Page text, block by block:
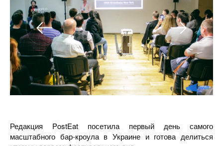
Редакция PostEat посетила первый день самого
масштабного бар-кроула в Украине и готова делиться